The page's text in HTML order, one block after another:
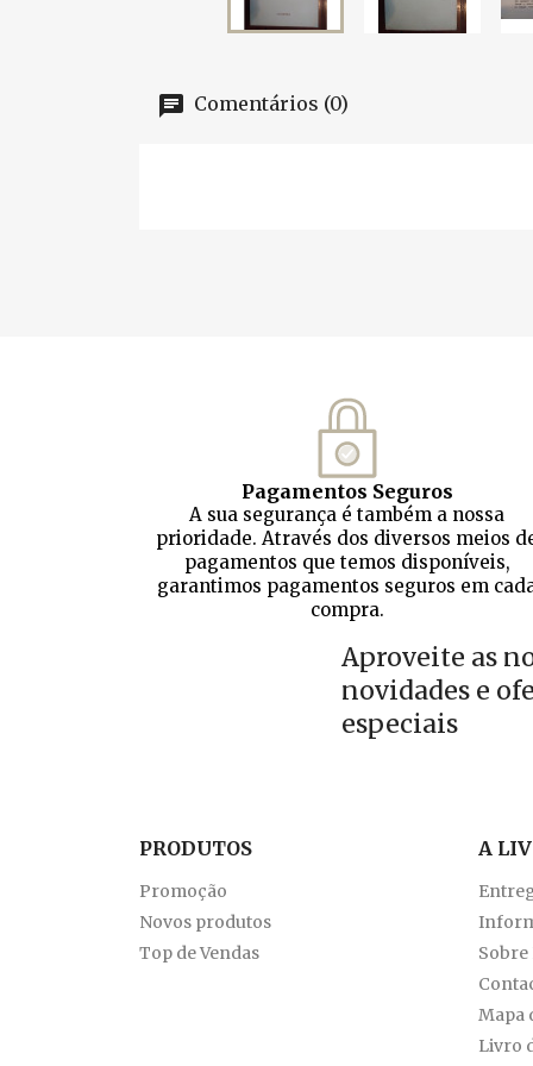
Comentários (0)
Pagamentos Seguros
A sua segurança é também a nossa
prioridade. Através dos diversos meios
pagamentos que temos disponíveis,
garantimos pagamentos seguros em
compra.
Aproveite as
novidades e
especiais
PRODUTOS
Promoção
Novos produtos
Top de Vendas
A
Sobre
Mapa
Livro